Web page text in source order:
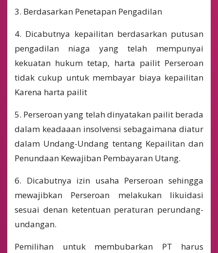
3. Berdasarkan Penetapan Pengadilan
4. Dicabutnya kepailitan berdasarkan putusan
pengadilan niaga yang telah mempunyai
kekuatan hukum tetap, harta pailit Perseroan
tidak cukup untuk membayar biaya kepailitan
Karena harta pailit
5. Perseroan yang telah dinyatakan pailit berada
dalam keadaaan insolvensi sebagaimana diatur
dalam Undang-Undang tentang Kepailitan dan
Penundaan Kewajiban Pembayaran Utang.
6. Dicabutnya izin usaha Perseroan sehingga
mewajibkan Perseroan melakukan likuidasi
sesuai denan ketentuan peraturan perundang-
undangan.
Pemilihan untuk membubarkan PT harus